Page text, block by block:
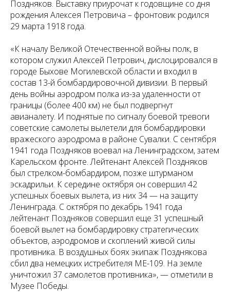
Поздняков. Выставку приурочат к годовщине со дня
рождения Алексея Петровича – фронтовик родился
29 марта 1918 года.
«К началу Великой Отечественной войны полк, в
котором служил Алексей Петрович, дислоцировался в
городе Быхове Могилевской области и входил в
состав 13-й бомбардировочной дивизии. В первый
день войны аэродром полка из-за удаленности от
границы (более 400 км) не был подвергнут
авианалету. И поднятые по сигналу боевой тревоги
советские самолеты вылетели для бомбардировки
вражеского аэродрома в районе Сувалки. С сентября
1941 года Поздняков воевал на Ленинградском, затем
Карельском фронте. Лейтенант Алексей Поздняков
был стрелком-бомбардиром, позже штурманом
эскадрильи. К середине октября он совершил 42
успешных боевых вылета, из них 34 — на защиту
Ленинграда. С октября по декабрь 1941 года
лейтенант Поздняков совершил еще 31 успешный
боевой вылет на бомбардировку стратегических
объектов, аэродромов и скоплений живой силы
противника. В воздушных боях экипаж Позднякова
сбил два немецких истребителя МЕ-109. На земле
уничтожил 37 самолетов противника», — отметили в
Музее Победы.